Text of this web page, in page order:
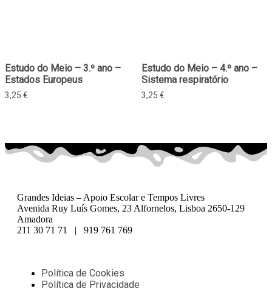
Estudo do Meio – 3.º ano –
Estados Europeus
3,25 €
Estudo do Meio – 4.º ano –
Sistema respiratório
3,25 €
Grandes Ideias – Apoio Escolar e Tempos Livres
Avenida Ruy Luís Gomes, 23 Alfornelos, Lisboa 2650-129
Amadora
211 30 71 71 | 919 761 769
Política de Cookies
Política de Privacidade